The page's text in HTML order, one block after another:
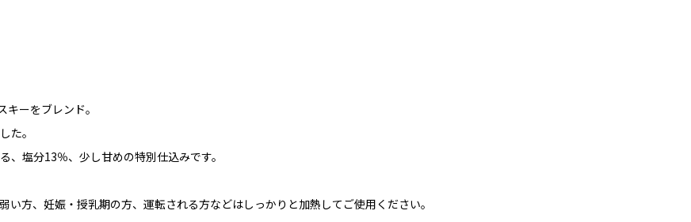
ーをブレンド。
た。
塩分13％、少し甘めの特別仕込みです。
方、妊娠・授乳期の方、運転される方などはしっかりと加熱してご使用ください。